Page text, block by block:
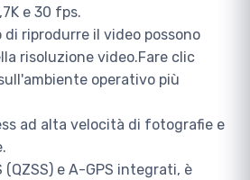
e 30 fps.
riprodurre il video possono
risoluzione video.Fare clic
operativo più
ad alta velocità di fotografie e
(QZSS) e A-GPS integrati, è